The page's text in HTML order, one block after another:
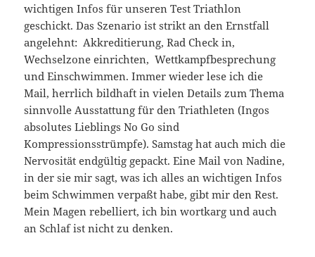
wichtigen Infos für unseren Test Triathlon
geschickt. Das Szenario ist strikt an den Ernstfall
angelehnt: Akkreditierung, Rad Check in,
Wechselzone einrichten, Wettkampfbesprechung
und Einschwimmen. Immer wieder lese ich die
Mail, herrlich bildhaft in vielen Details zum Thema
sinnvolle Ausstattung für den Triathleten (Ingos
absolutes Lieblings No Go sind
Kompressionsstrümpfe). Samstag hat auch mich die
Nervosität endgültig gepackt. Eine Mail von Nadine,
in der sie mir sagt, was ich alles an wichtigen Infos
beim Schwimmen verpaßt habe, gibt mir den Rest.
Mein Magen rebelliert, ich bin wortkarg und auch
an Schlaf ist nicht zu denken.